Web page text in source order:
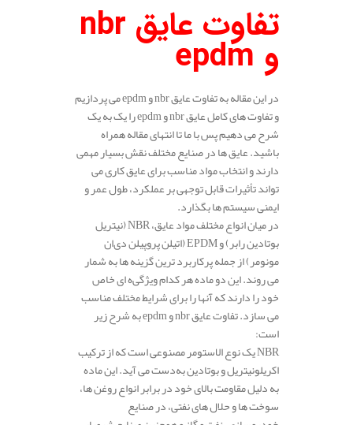
تفاوت عایق nbr
و epdm
در این مقاله به تفاوت عایق nbr و epdm می پردازیم
و تفاوت های کامل عایق nbr و epdm را یک به یک
شرح می دهیم پس با ما تا انتهای مقاله همراه
باشید. عایق‌ ها در صنایع مختلف نقش بسیار مهمی
دارند و انتخاب مواد مناسب برای عایق‌ کاری می‌
تواند تأثیرات قابل توجهی بر عملکرد، طول عمر و
ایمنی سیستم‌ ها بگذارد.
در میان انواع مختلف مواد عایق، NBR (نیتریل
بوتادین رابر) و EPDM (اتیلن پروپیلن دی‌ان
مونومر) از جمله پرکاربرد ترین گزینه‌ ها به شمار
می‌ روند. این دو ماده هر کدام ویژگی‌ه ای خاص
خود را دارند که آنها را برای شرایط مختلف مناسب
می‌ سازد. تفاوت عایق nbr و epdm به شرح زیر
است:
NBR یک نوع الاستومر مصنوعی است که از ترکیب
اکریلونیتریل و بوتادین به‌دست می‌ آید. این ماده
به دلیل مقاومت بالای خود در برابر انواع روغن‌ ها،
سوخت‌ ها و حلال‌ های نفتی، در صنایع